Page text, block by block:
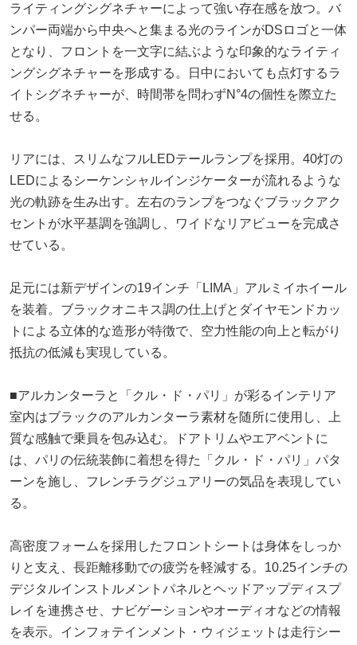
ライティングシグネチャーによって強い存在感を放つ。バ
ンパー両端から中央へと集まる光のラインがDSロゴと一体
となり、フロントを一文字に結ぶような印象的なライティ
ングシグネチャーを形成する。日中においても点灯するラ
イトシグネチャーが、時間帯を問わずN°4の個性を際立た
せる。
リアには、スリムなフルLEDテールランプを採用。40灯の
LEDによるシーケンシャルインジケーターが流れるような
光の軌跡を生み出す。左右のランプをつなぐブラックアク
セントが水平基調を強調し、ワイドなリアビューを完成さ
せている。
足元には新デザインの19インチ「LIMA」アルミイホイール
を装着。ブラックオニキス調の仕上げとダイヤモンドカッ
トによる立体的な造形が特徴で、空力性能の向上と転がり
抵抗の低減も実現している。
■アルカンターラと「クル・ド・パリ」が彩るインテリア
室内はブラックのアルカンターラ素材を随所に使用し、上
質な感触で乗員を包み込む。ドアトリムやエアベントに
は、パリの伝統装飾に着想を得た「クル・ド・パリ」パタ
ーンを施し、フレンチラグジュアリーの気品を表現してい
る。
高密度フォームを採用したフロントシートは身体をしっか
りと支え、長距離移動での疲労を軽減する。10.25インチの
デジタルインストルメントパネルとヘッドアップディスプ
レイを連携させ、ナビゲーションやオーディオなどの情報
を表示。インフォテインメント・ウィジェットは走行シー